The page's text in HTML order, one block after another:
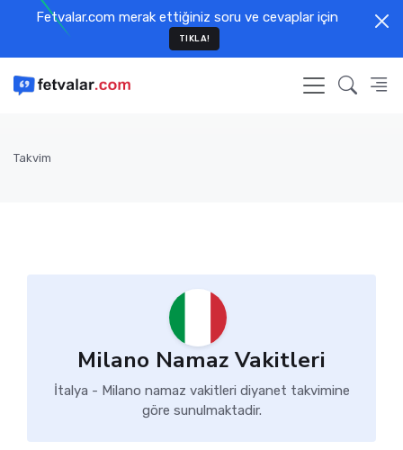
Fetvalar.com merak ettiğiniz soru ve cevaplar için
TIKLA!
Takvim
Milano Namaz Vakitleri
İtalya - Milano namaz vakitleri diyanet takvimine
göre sunulmaktadir.